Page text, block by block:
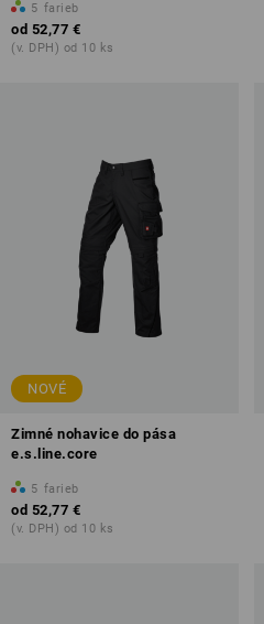
5 farieb
od 52,77 €
(v. DPH) od 10 ks
NOVÉ
Zimné nohavice do pása
e.s.line.core
5 farieb
od 52,77 €
(v. DPH) od 10 ks